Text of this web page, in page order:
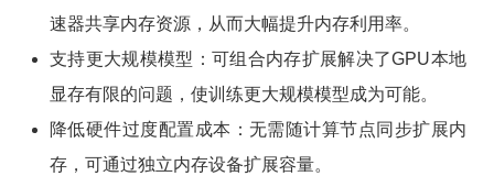
速器共享内存资源，从而大幅提升内存利用率。
支持更大规模模型：可组合内存扩展解决了GPU本地
显存有限的问题，使训练更大规模模型成为可能。
降低硬件过度配置成本：无需随计算节点同步扩展内
存，可通过独立内存设备扩展容量。